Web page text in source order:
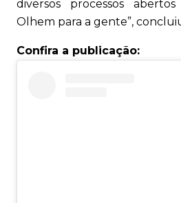
diversos processos
Olhem para a gente”,
Confira a publicação: